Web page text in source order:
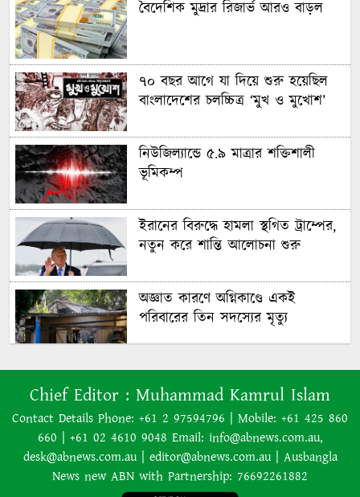
বৈদেশিক মুদ্রার রিজার্ভ আরও বাড়ল
৭০ বছর আগে যা ‍দিয়ে শুরু হয়েছিল
বাংলাদেশের চলচ্চিত্র ‘মুখ ও মুখোশ’
নিউজিল্যান্ডে ৫.৯ মাত্রার শক্তিশালী
ভূমিকম্প
ইরানের বিরুদ্ধে হামলা স্থগিত ট্রাম্পের,
নতুন করে শান্তি আলোচনা শুরু
অজ্ঞাত কারণে অগ্নিকাণ্ডে একই
পরিবারের তিন সদস্যের মৃত্যু
অনেক ইতিবাচক অগ্রগতি ঘটেছে:
পররাষ্ট্রমন্ত্রীর সঙ্গে বৈঠকের পর ট্রাম্পের
বিশেষ দূত
আমাকে গ্রেপ্তারের চেষ্টা রুখে দিতে
প্রস্তুত ‘স্পেশাল ফোর্স’
Chief Editor : Muhammad Kamrul Islam
Contact Details Phone: +61 2 97594796 | Mobile: +61 425 860
660 | +61 02 4610 9048 Email: info@abnews.com.au,
desk@abnews.com.au | editor@abnews.com.au | Ausbangla
News new ABN with Partnership: 76692261882